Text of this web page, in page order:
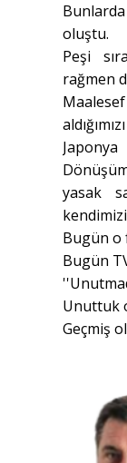
oluştu.
Peşi
rağmen
yasak
Bugün o
Bugün
Unuttuk
Geçmiş